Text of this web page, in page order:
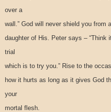
over a
wall.” God will never shield you from
daughter of His. Peter says – “Think
trial
which is to try you.” Rise to the
how it hurts as long as it gives God
your
mortal flesh.